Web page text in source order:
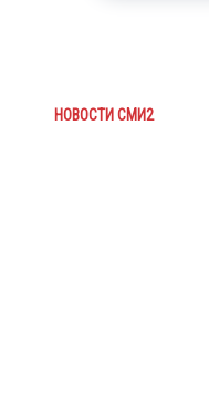
НОВОСТИ СМИ2